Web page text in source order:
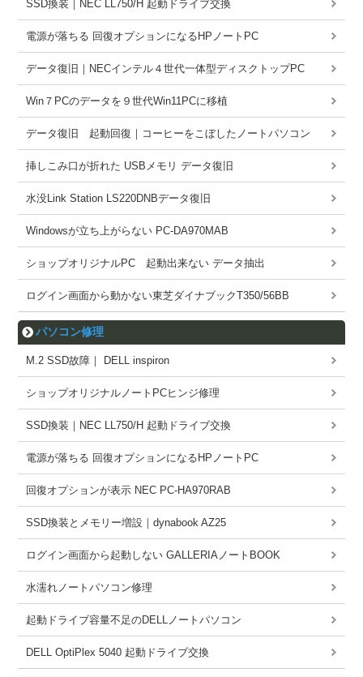
SSD換装｜NEC LL750/H 起動ドライブ交換
電源が落ちる 回復オプションになるHPノートPC
データ復旧｜NECインテル４世代一体型ディスクトップPC
Win７PCのデータを９世代Win11PCに移植
データ復旧 起動回復｜コーヒーをこぼしたノートパソコン
挿しこみ口が折れた USBメモリ データ復旧
水没Link Station LS220DNBデータ復旧
Windowsが立ち上がらない PC-DA970MAB
ショップオリジナルPC 起動出来ない データ抽出
ログイン画面から動かない東芝ダイナブックT350/56BB
パソコン修理
M.2 SSD故障｜ DELL inspiron
ショップオリジナルノートPCヒンジ修理
SSD換装｜NEC LL750/H 起動ドライブ交換
電源が落ちる 回復オプションになるHPノートPC
回復オプションが表示 NEC PC-HA970RAB
SSD換装とメモリー増設｜dynabook AZ25
ログイン画面から起動しない GALLERIAノートBOOK
水濡れノートパソコン修理
起動ドライブ容量不足のDELLノートパソコン
DELL OptiPlex 5040 起動ドライブ交換